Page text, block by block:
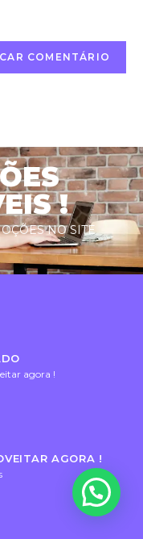
!
NO SITE
agora !
AGORA !